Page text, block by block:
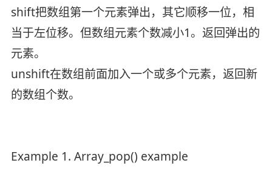
shift把数组第一个元素弹出，其它顺移一位，相
当于左位移。但数组元素个数减小1。返回弹出的
元素。
unshift在数组前面加入一个或多个元素，返回新
的数组个数。
Example 1. Array_pop() example